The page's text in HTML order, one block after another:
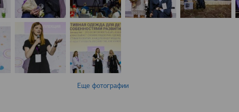
Еще фотографии